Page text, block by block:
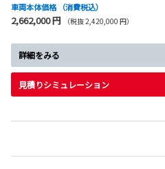
車両本体価格 （消費税込）
2,662,000 円 （税抜 2,420,000 円）
詳細をみる
見積りシミュレーション